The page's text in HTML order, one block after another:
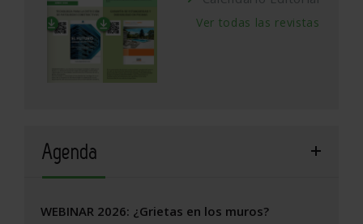
Ver todas las revistas
Agenda
WEBINAR 2026: ¿Grietas en los muros?